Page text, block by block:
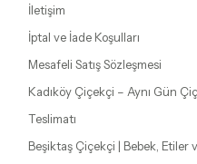
İletişim
İptal ve İade Koşulları
Mesafeli Satış Sözleşmesi
Kadıköy Çiçekçi – Aynı Gün
Teslimatı
Beşiktaş Çiçekçi | Bebek, Etiler